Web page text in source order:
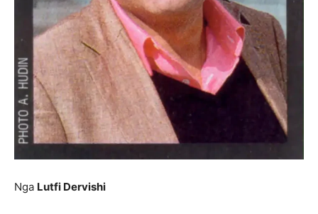
Nga Lutfi Dervishi